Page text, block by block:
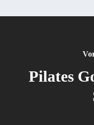
Pilates